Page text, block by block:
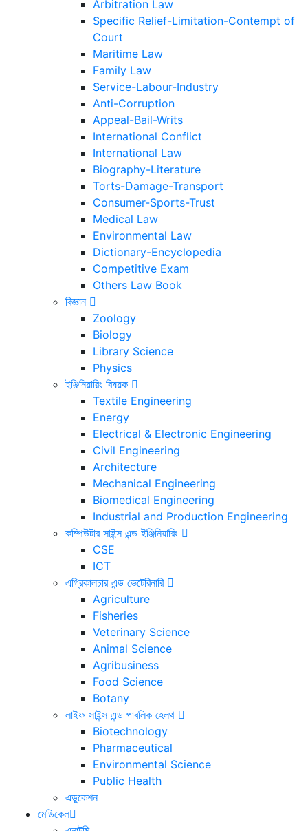
Arbitration Law
Specific Relief-Limitation-Contempt of
Court
Maritime Law
Family Law
Service-Labour-Industry
Anti-Corruption
Appeal-Bail-Writs
International Conflict
International Law
Biography-Literature
Torts-Damage-Transport
Consumer-Sports-Trust
Medical Law
Environmental Law
Dictionary-Encyclopedia
Competitive Exam
Others Law Book
বিজ্ঞান
Zoology
Biology
Library Science
Physics
ইঞ্জিনিয়ারিং বিষয়ক
Textile Engineering
Energy
Electrical & Electronic Engineering
Civil Engineering
Architecture
Mechanical Engineering
Biomedical Engineering
Industrial and Production Engineering
কম্পিউটার সাইন্স এন্ড ইঞ্জিনিয়ারিং
CSE
ICT
এগ্রিকালচার এন্ড ভেটেরিনারি
Agriculture
Fisheries
Veterinary Science
Animal Science
Agribusiness
Food Science
Botany
লাইফ সাইন্স এন্ড পাবলিক হেলথ
Biotechnology
Pharmaceutical
Environmental Science
Public Health
এডুকেশন
মেডিকেল